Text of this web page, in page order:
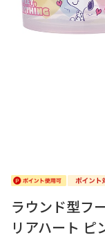
ラウンド型フ
リアハート ピ